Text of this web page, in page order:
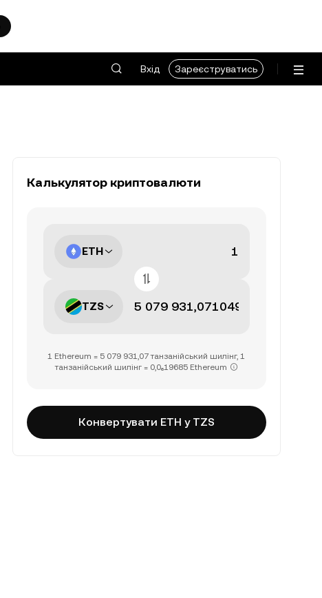
Вхід
Зареєструватись
Калькулятор криптовалюти
ETH
TZS
1 Ethereum = 5 079 931,07 танзанійський шилінг, 1
танзанійський шилінг = 0,0₆19685 Ethereum
Конвертувати ETH у TZS